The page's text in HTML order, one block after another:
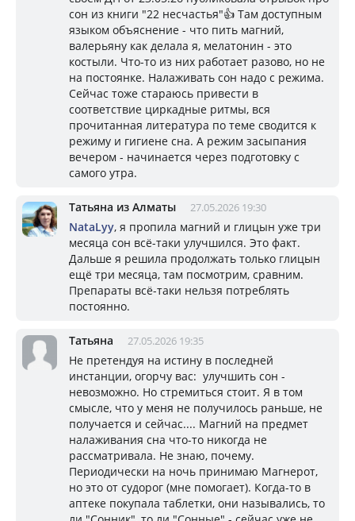
сон из книги "22 несчастья"👍 Там доступным
языком объяснение - что пить магний,
валерьяну как делала я, мелатонин - это
костыли. Что-то из них работает разово, но не
на постоянке. Налаживать сон надо с режима.
Сейчас тоже стараюсь привести в
соответствие циркадные ритмы, вся
прочитанная литература по теме сводится к
режиму и гигиене сна. А режим засыпания
вечером - начинается через подготовку с
самого утра.
Татьяна из Алматы 27.05.2026 19:30
NataLyy, я пропила магний и глицын уже три
месяца сон всё-таки улучшился. Это факт.
Дальше я решила продолжать только глицын
ещё три месяца, там посмотрим, сравним.
Препараты всё-таки нельзя потреблять
постоянно.
Татьяна 27.05.2026 19:35
Не претендуя на истину в последней
инстанции, огорчу вас: улучшить сон -
невозможно. Но стремиться стоит. Я в том
смысле, что у меня не получилось раньше, не
получается и сейчас.... Магний на предмет
налаживания сна что-то никогда не
рассматривала. Не знаю, почему.
Периодически на ночь принимаю Магнерот,
но это от судорог (мне помогает). Когда-то в
аптеке покупала таблетки, они назывались, то